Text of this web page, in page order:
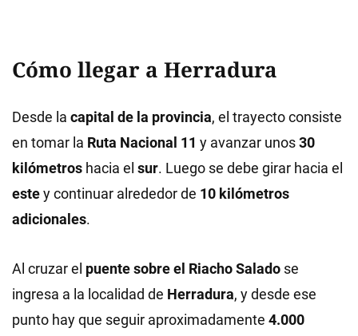
Cómo llegar a Herradura
Desde la capital de la provincia, el trayecto consiste
en tomar la Ruta Nacional 11 y avanzar unos30
kilómetros hacia el sur. Luego se debe girar hacia el
estey continuar alrededor de 10 kilómetros
adicionales.
Al cruzar el puente sobre el Riacho Salado se
ingresa a la localidad de Herradura, y desde ese
punto hay que seguir aproximadamente 4.000